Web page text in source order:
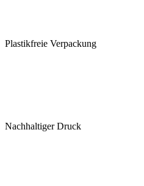
Plastikfreie Verpackung
Nachhaltiger Druck